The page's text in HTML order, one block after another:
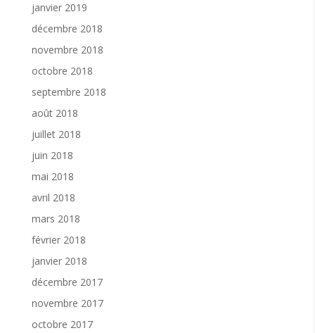
janvier 2019
décembre 2018
novembre 2018
octobre 2018
septembre 2018
août 2018
juillet 2018
juin 2018
mai 2018
avril 2018
mars 2018
février 2018
janvier 2018
décembre 2017
novembre 2017
octobre 2017